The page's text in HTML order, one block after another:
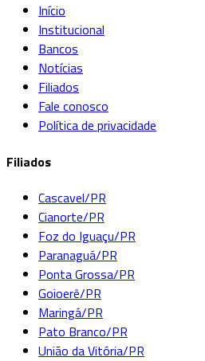
Início
Institucional
Bancos
Notícias
Filiados
Fale conosco
Política de privacidade
Filiados
Cascavel/PR
Cianorte/PR
Foz do Iguaçu/PR
Paranaguá/PR
Ponta Grossa/PR
Goioerê/PR
Maringá/PR
Pato Branco/PR
União da Vitória/PR